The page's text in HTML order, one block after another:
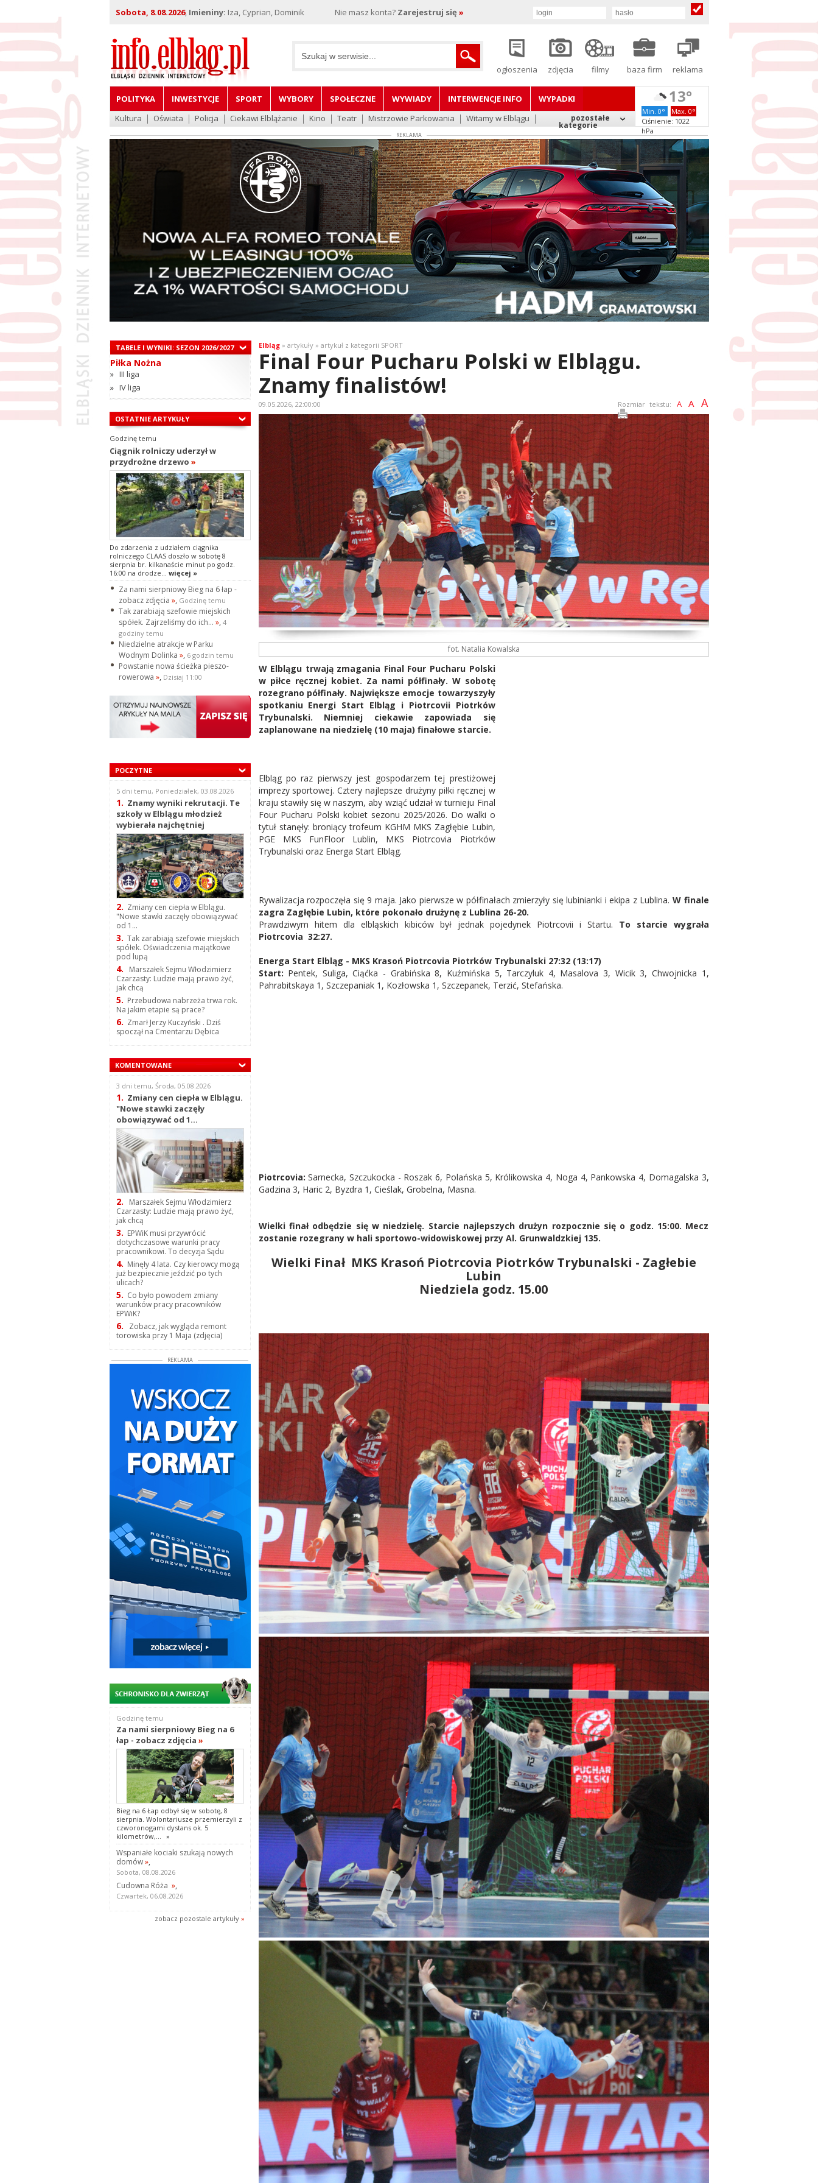
Sobota, 8.08.2026, Imieniny: Iza, Cyprian, Dominik Nie masz konta? Zarejestruj się »
ogłoszenia zdjęcia filmy baza firm reklama
POLITYKA INWESTYCJE SPORT WYBORY SPOŁECZNE WYWIADY INTERWENCJE INFO
WYPADKI
Kultura
Oświata Policja Ciekawi Elblążanie Kino Teatr Mistrzowie Parkowania Witamy w Elblągu pozostałe
kategorie
13°
Min. 0°
Max. 0°
Ciśnienie: 1022
hPa
REKLAMA
TABELE I WYNIKI: SEZON 2026/2027
Piłka Nożna
» III liga
» IV liga
OSTATNIE ARTYKUŁY
Godzinę temu
Ciągnik rolniczy uderzył w
przydrożne drzewo »
Do zdarzenia z udziałem ciągnika
rolniczego CLAAS doszło w sobotę 8
sierpnia br. kilkanaście minut po godz.
16:00 na drodze... więcej »
Za nami sierpniowy Bieg na 6 łap -
zobacz zdjęcia », Godzinę temu
Tak zarabiają szefowie miejskich
spółek. Zajrzeliśmy do ich... », 4
godziny temu
Niedzielne atrakcje w Parku
Wodnym Dolinka », 6 godzin temu
Powstanie nowa ścieżka pieszo-
rowerowa », Dzisiaj 11:00
POCZYTNE
5 dni temu, Poniedziałek, 03.08.2026
1. Znamy wyniki rekrutacji. Te
szkoły w Elblągu młodzież
wybierała najchętniej
2. Zmiany cen ciepła w Elblągu.
"Nowe stawki zaczęły obowiązywać
od 1...
3. Tak zarabiają szefowie miejskich
spółek. Oświadczenia majątkowe
pod lupą
4.
Marszałek Sejmu Włodzimierz
Czarzasty: Ludzie mają prawo żyć,
jak chcą
5. Przebudowa nabrzeża trwa rok.
Na jakim etapie są prace?
6. Zmarł Jerzy Kuczyński . Dziś
spoczął na Cmentarzu Dębica
KOMENTOWANE
3 dni temu, Środa, 05.08.2026
1. Zmiany cen ciepła w Elblągu.
"Nowe stawki zaczęły
obowiązywać od 1...
2.
Marszałek Sejmu Włodzimierz
Czarzasty: Ludzie mają prawo żyć,
jak chcą
3. EPWiK musi przywrócić
dotychczasowe warunki pracy
pracownikowi. To decyzja Sądu
4. Minęły 4 lata. Czy kierowcy mogą
już bezpiecznie jeździć po tych
ulicach?
5. Co było powodem zmiany
warunków pracy pracowników
EPWiK?
6.
Zobacz, jak wygląda remont
torowiska przy 1 Maja (zdjęcia)
REKLAMA
Godzinę temu
Za nami sierpniowy Bieg na 6
łap - zobacz zdjęcia »
Bieg na 6 Łap odbył się w sobotę, 8
sierpnia. Wolontariusze przemierzyli z
czworonogami dystans ok. 5
kilometrów,... »
Wspaniałe kociaki szukają nowych
domów»,
Sobota, 08.08.2026
Cudowna Róża »,
Czwartek, 06.08.2026
zobacz pozostale artykuły »
Elbląg» artykuły » artykuł z kategorii SPORT
Final Four Pucharu Polski w Elblągu.
Znamy finalistów!
09.05.2026, 22:00:00 Rozmiar tekstu: A A A
fot. Natalia Kowalska
W Elblągu trwają zmagania Final Four Pucharu Polski
w piłce ręcznej kobiet. Za nami półfinały. W sobotę
rozegrano półfinały. Największe emocje towarzyszyły
spotkaniu Energi Start Elbląg i Piotrcovii Piotrków
Trybunalski. Niemniej ciekawie zapowiada się
zaplanowane na niedzielę (10 maja) finałowe starcie.
Elbląg po raz pierwszy jest gospodarzem tej prestiżowej
imprezy sportowej. Cztery najlepsze drużyny piłki ręcznej w
kraju stawiły się w naszym, aby wziąć udział w turnieju Final
Four Pucharu Polski kobiet sezonu 2025/2026. Do walki o
tytuł stanęły: broniący trofeum KGHM MKS Zagłębie Lubin,
PGE MKS FunFloor Lublin, MKS Piotrcovia Piotrków
Trybunalski oraz Energa Start Elbląg.
Rywalizacja rozpoczęła się 9 maja. Jako pierwsze w półfinałach zmierzyły się lubinianki i ekipa z Lublina. W finale
zagra Zagłębie Lubin, które pokonało drużynę z Lublina 26-20.
Prawdziwym hitem dla elbląskich kibiców był jednak pojedynek Piotrcovii i Startu. To starcie wygrała
Piotrcovia 32:27.
Energa Start Elbląg - MKS Krasoń Piotrcovia Piotrków Trybunalski 27:32 (13:17)
Start: Pentek, Suliga, Ciąćka - Grabińska 8, Kuźmińska 5, Tarczyluk 4, Masalova 3, Wicik 3, Chwojnicka 1,
Pahrabitskaya 1, Szczepaniak 1, Kozłowska 1, Szczepanek, Terzić, Stefańska.
Piotrcovia: Sarnecka, Szczukocka - Roszak 6, Polańska 5, Królikowska 4, Noga 4, Pankowska 4, Domagalska 3,
Gadzina 3, Haric 2, Byzdra 1, Cieślak, Grobelna, Masna.
Wielki finał odbędzie się w niedzielę. Starcie najlepszych drużyn rozpocznie się o godz. 15:00. Mecz
zostanie rozegrany w hali sportowo-widowiskowej przy Al. Grunwaldzkiej 135.
Wielki Finał MKS Krasoń Piotrcovia Piotrków Trybunalski - Zagłebie
Lubin
Niedziela godz. 15.00